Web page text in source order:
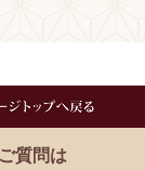
質問は